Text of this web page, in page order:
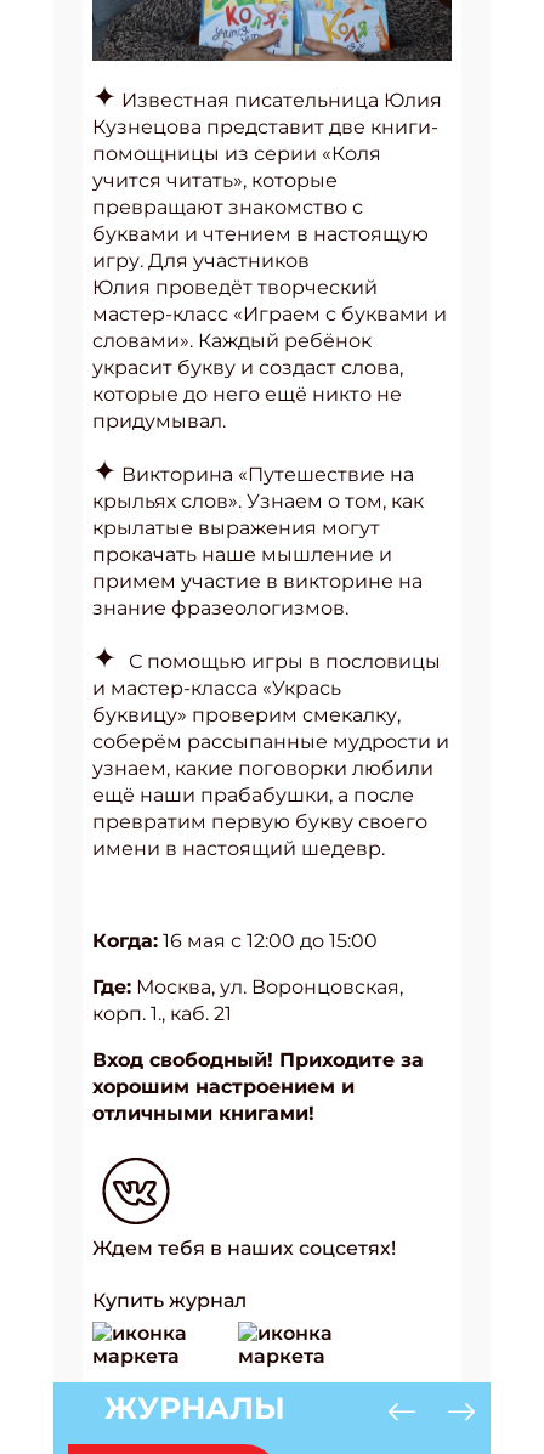
✦ Известная писательница Юлия
Кузнецова представит две книги-
помощницы из серии «Коля
учится читать», которые
превращают знакомство с
буквами и чтением в настоящую
игру. Для участников
Юлия проведёт творческий
мастер-класс «Играем с буквами и
словами». Каждый ребёнок
украсит букву и создаст слова,
которые до него ещё никто не
придумывал.
✦ Викторина «Путешествие на
крыльях слов». Узнаем о том, как
крылатые выражения могут
прокачать наше мышление и
примем участие в викторине на
знание фразеологизмов.
✦
С помощью игры в пословицы
и мастер-класса «Укрась
буквицу» проверим смекалку,
соберём рассыпанные мудрости и
узнаем, какие поговорки любили
ещё наши прабабушки, а после
превратим первую букву своего
имени в настоящий шедевр.
Когда: 16 мая с 12:00 до 15:00
Где: Москва, ул. Воронцовская,
корп. 1., каб. 21
Вход свободный! Приходите за
хорошим настроением и
отличными книгами!
Ждем тебя в наших соцсетях!
Купить журнал
ЖУРНАЛЫ